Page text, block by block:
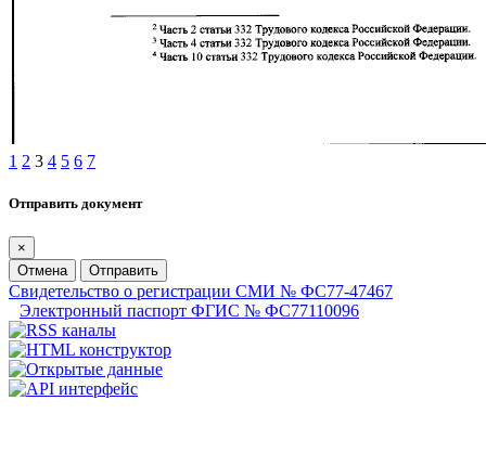
1 2 3 4 5 6 7
Отправить документ
×
Отмена
Отправить
Свидетельство о регистрации СМИ № ФС77-47467
Электронный паспорт ФГИС № ФС77110096